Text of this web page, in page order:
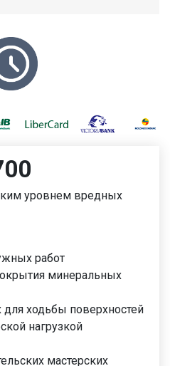
уровнем вредных
работ
минеральных
ходьбы поверхностей
нагрузкой
мастерских